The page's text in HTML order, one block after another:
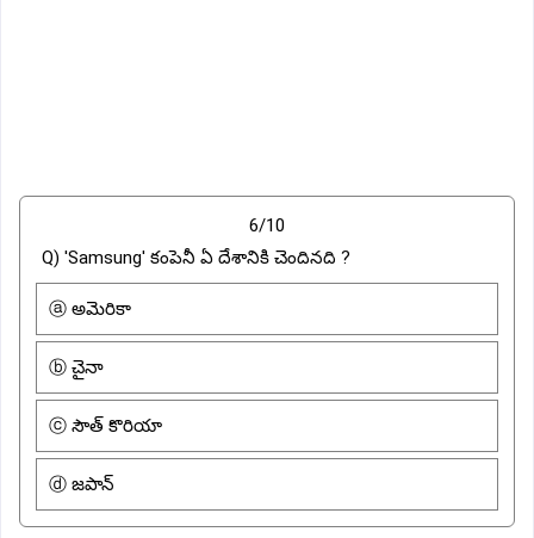
6/10
Q) 'Samsung' కంపెనీ ఏ దేశానికి చెందినది ?
ⓐ అమెరికా
ⓑ చైనా
ⓒ సౌత్ కొరియా
ⓓ జపాన్